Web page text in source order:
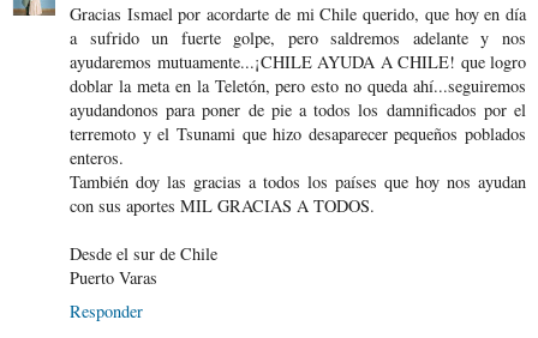
Gracias Ismael por acordarte de mi Chile querido, que hoy en día
a sufrido un fuerte golpe, pero saldremos adelante y nos
ayudaremos mutuamente...¡CHILE AYUDA A CHILE! que logro
doblar la meta en la Teletón, pero esto no queda ahí...seguiremos
ayudandonos para poner de pie a todos los damnificados por el
terremoto y el Tsunami que hizo desaparecer pequeños poblados
enteros.
También doy las gracias a todos los países que hoy nos ayudan
con sus aportes MIL GRACIAS A TODOS.
Desde el sur de Chile
Puerto Varas
Responder